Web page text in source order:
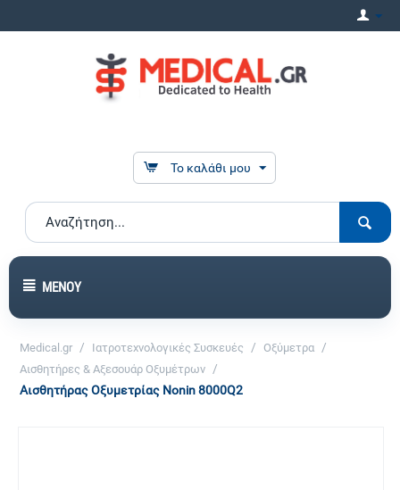
Το καλάθι μου
ΜΕΝΟΎ
Medical.gr / Ιατροτεχνολογικές Συσκευές / Οξύμετρα /
Αισθητήρες & Αξεσουάρ Οξυμέτρων /
Αισθητήρας Οξυμετρίας Nonin 8000Q2